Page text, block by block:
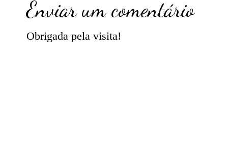
Enviar um comentário
Obrigada pela visita!